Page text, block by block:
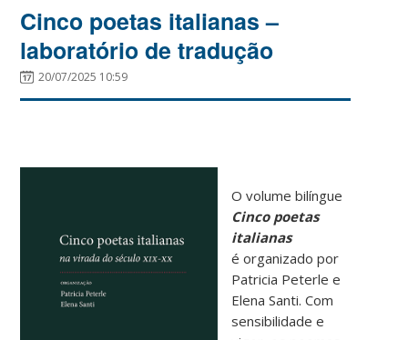
Cinco poetas italianas –
laboratório de tradução
20/07/2025 10:59
O volume bilíngue
Cinco poetas
italianas
é organizado por
Patricia Peterle e
Elena Santi. Com
sensibilidade e